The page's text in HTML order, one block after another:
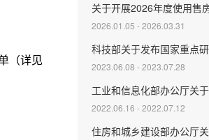
2026.01.05 - 2026.03.31
2023.06.08 - 2023.07.28
2022.06.16 - 2022.07.12